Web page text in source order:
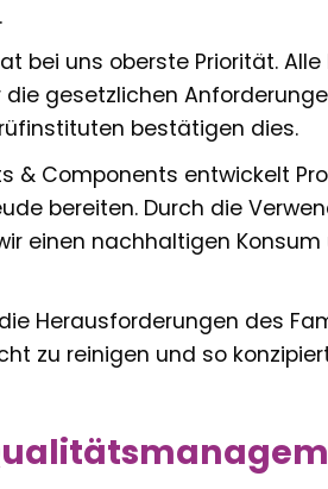
bei uns oberste Priorität. Alle
gesetzlichen
bestätigen dies.
& Components entwickelt
bereiten. Durch die
einen nachhaltigen Konsum
Herausforderungen des
zu reinigen und so